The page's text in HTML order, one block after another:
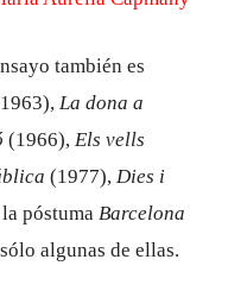
también es
La dona a
(1966), Els vells
(1977), Dies i
póstuma Barcelona
algunas de ellas.